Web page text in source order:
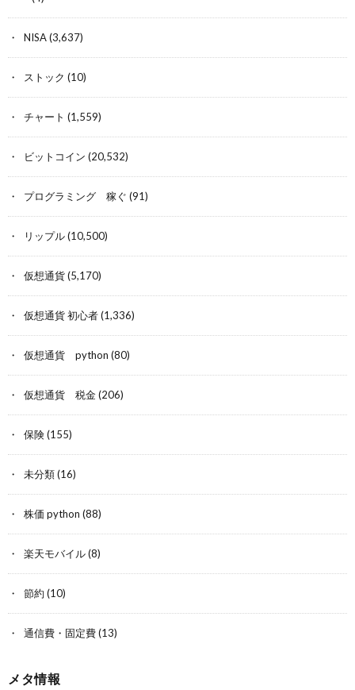
NISA(3,637)
ストック (10)
チャート (1,559)
ビットコイン (20,532)
プログラミング 稼ぐ (91)
リップル(10,500)
仮想通貨(5,170)
仮想通貨 初心者(1,336)
仮想通貨 python (80)
仮想通貨 税金(206)
保険(155)
未分類(16)
株価 python (88)
楽天モバイル(8)
節約 (10)
通信費・固定費(13)
メタ情報